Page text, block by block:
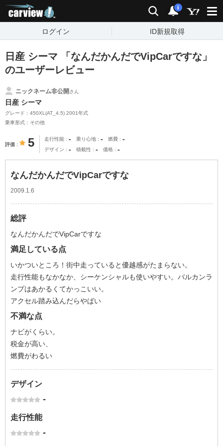
検索 通知
i
ログイン ID新規取得
日産 シーマ 「なんだかんだでVipCarですな」
のユーザーレビュー
ニックネーム非公開さん
日産 シーマ
グレード：450XL(AT_4.5) 2001年式
乗車形式：その他
評価 5 走行性能 - 乗り心地 - 燃費 -
デザイン - 積載性 - 価格 -
なんだかんだでVipCarですな
2009.1.6
総評
なんだかんだでVipCarですな
満足している点
いかついところ！街中走っていると優越感がたまらない。
走行性能もなかなか、シーケンシャルも使いやすい。バルカンラ
ンプはあかるくてかっこいい。
アクセル踏み込んだらやばい
不満な点
ナビがくらい。
税金が高い、
燃費がわるい
デザイン
-
走行性能
-